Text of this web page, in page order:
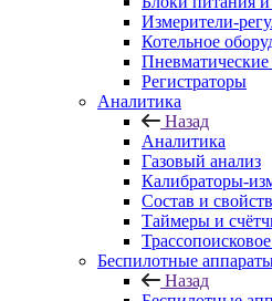
Измерители-
Котельное
Регистраторы
Аналитика
Назад
Аналитика
Газовый анализ
Калибраторы-
Состав и
Таймеры и
Беспилотные
Назад